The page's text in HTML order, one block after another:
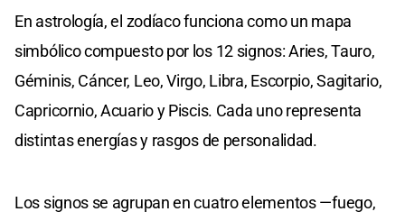
En astrología, el zodíaco funciona como un mapa
simbólico compuesto por los 12 signos: Aries, Tauro,
Géminis, Cáncer, Leo, Virgo, Libra, Escorpio, Sagitario,
Capricornio, Acuario y Piscis. Cada uno representa
distintas energías y rasgos de personalidad.
Los signos se agrupan en cuatro elementos —fuego,